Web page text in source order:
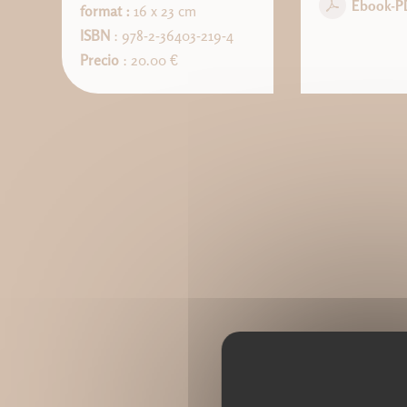
format : 16 x 23 cm
ISBN : 978-2-36403-219-4
Precio: 20.00 €
Ebook-